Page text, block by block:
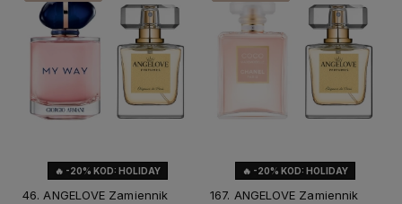
🔥 -20% KOD: HOLIDAY
46. ANGELOVE Zamiennik
🔥 -20% KOD: HOLIDAY
167. ANGELOVE Zamiennik